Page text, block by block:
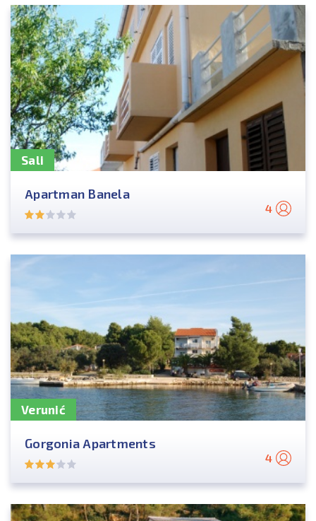
Sali
Apartman Banela
4
Verunić
Gorgonia Apartments
4